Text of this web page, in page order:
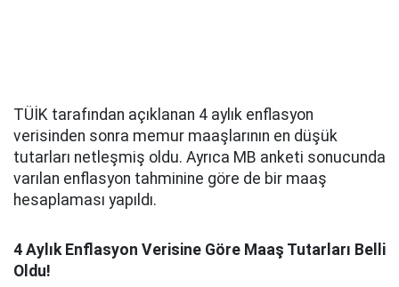
TÜİK tarafından açıklanan 4 aylık enflasyon
verisinden sonra memur maaşlarının en düşük
tutarları netleşmiş oldu. Ayrıca MB anketi sonucunda
varılan enflasyon tahminine göre de bir maaş
hesaplaması yapıldı.
4 Aylık Enflasyon Verisine Göre Maaş Tutarları Belli
Oldu!